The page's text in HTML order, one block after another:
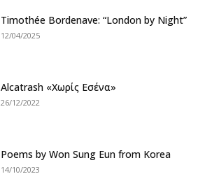
Timothée Bordenave: “London by Night”
12/04/2025
Alcatrash «Χωρίς Εσένα»
26/12/2022
Poems by Won Sung Eun from Korea
14/10/2023